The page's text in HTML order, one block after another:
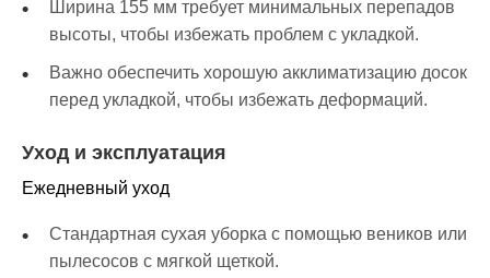
Ширина 155 мм требует минимальных перепадов
высоты, чтобы избежать проблем с укладкой.
Важно обеспечить хорошую акклиматизацию досок
перед укладкой, чтобы избежать деформаций.
Уход и эксплуатация
Ежедневный уход
Стандартная сухая уборка с помощью веников или
пылесосов с мягкой щеткой.